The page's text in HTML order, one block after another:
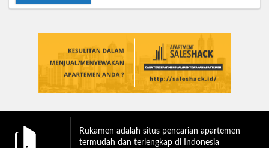
Rukamen adalah situs pencarian apartemen
termudah dan terlengkap di Indonesia